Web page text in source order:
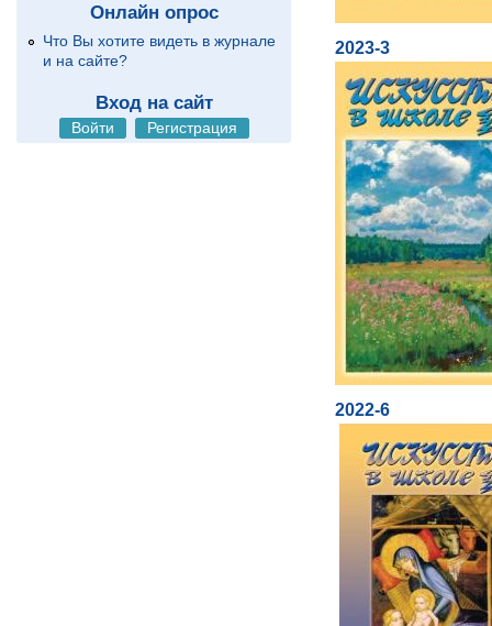
Онлайн опрос
Что Вы хотите видеть в журнале
и на сайте?
Вход на сайт
Войти Регистрация
2023-3
2022-6